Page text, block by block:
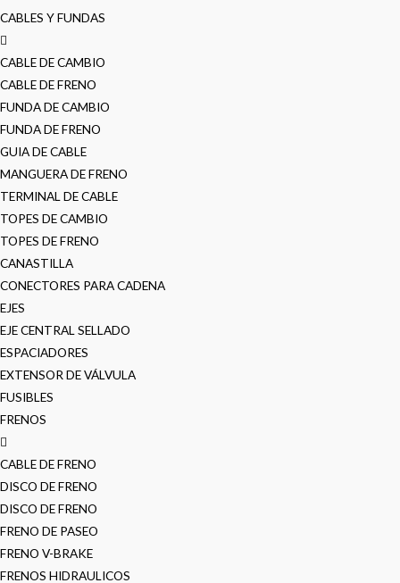
CABLES Y FUNDAS
CABLE DE CAMBIO
CABLE DE FRENO
FUNDA DE CAMBIO
FUNDA DE FRENO
GUIA DE CABLE
MANGUERA DE FRENO
TERMINAL DE CABLE
TOPES DE CAMBIO
TOPES DE FRENO
CANASTILLA
CONECTORES PARA CADENA
EJES
EJE CENTRAL SELLADO
ESPACIADORES
EXTENSOR DE VÁLVULA
FUSIBLES
FRENOS
CABLE DE FRENO
DISCO DE FRENO
DISCO DE FRENO
FRENO DE PASEO
FRENO V-BRAKE
FRENOS HIDRAULICOS